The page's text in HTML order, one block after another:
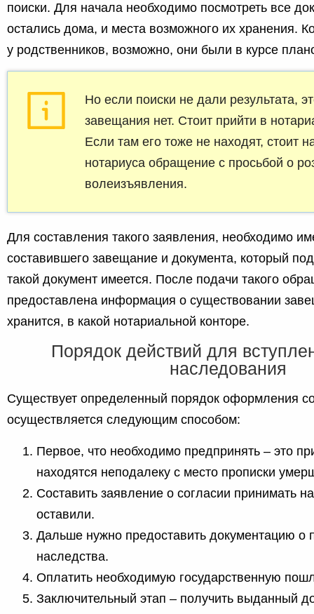
поиски. Для начала необходимо посмотреть все
остались дома, и места возможного их хранения.
у родственников, возможно, они были в курсе
Но если поиски не дали результата,
завещания нет. Стоит прийти в
Если там его тоже не находят, стоит
нотариуса обращение с просьбой о
волеизъявления.
Для составления такого заявления, необходимо
составившего завещание и документа, который
такой документ имеется. После подачи такого
предоставлена информация о существовании
хранится, в какой нотариальной конторе.
Порядок действий для
наследования
Существует определенный порядок оформления
осуществляется следующим способом:
Первое, что необходимо предпринять – это
находятся неподалеку с место прописки
Составить заявление о согласии принимать
оставили.
Дальше нужно предоставить документацию о
наследства.
Оплатить необходимую государственную
Заключительный этап – получить выданный